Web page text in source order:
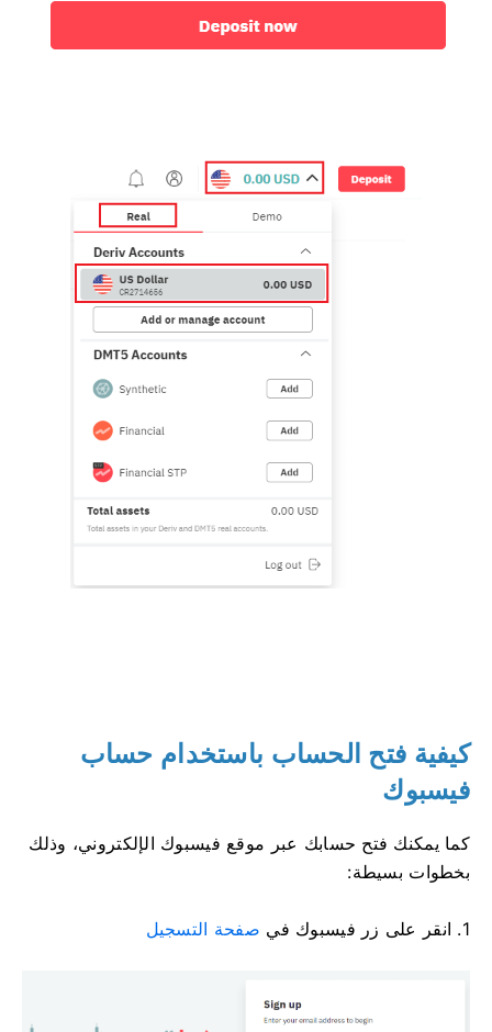
كيفية فتح الحساب باستخدام حساب
فيسبوك
كما يمكنك فتح حسابك عبر موقع فيسبوك الإلكتروني، وذلك
بخطوات بسيطة:
1. انقر على زر فيسبوك في صفحة التسجيل